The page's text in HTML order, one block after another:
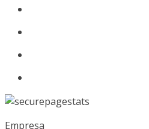
Empresa